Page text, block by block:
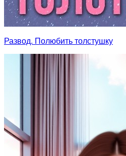
Развод. Полюбить толстушку